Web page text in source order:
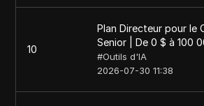
10
Plan Directeur pour le
Senior | De 0 $ à 100
#Outils d'IA
2026-07-30 11:38